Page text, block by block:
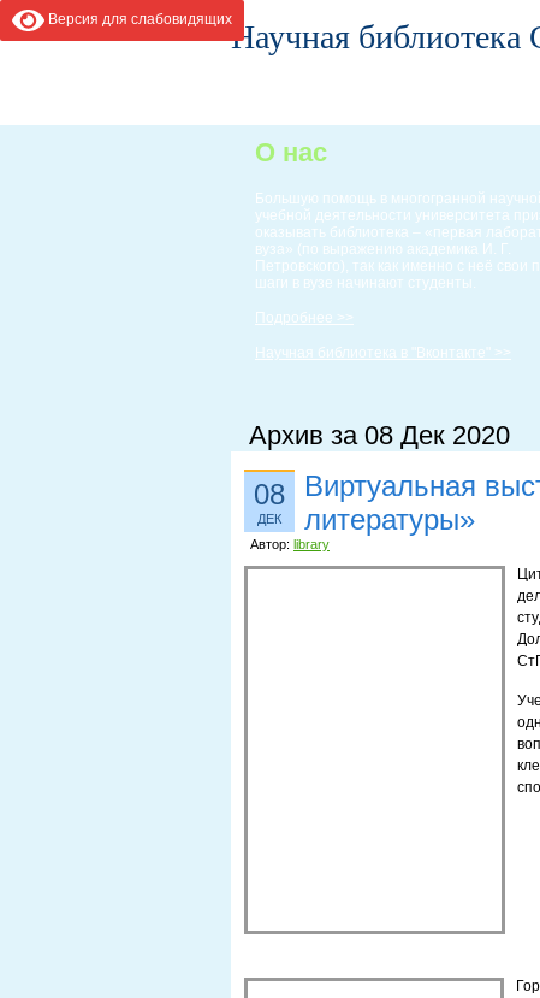
Версия для слабовидящихНаучная
О нас
Большую помощь в многогранной
учебной деятельности университета
оказывать библиотека – «первая
вуза» (по выражению академика И. Г.
Петровского), так как именно с неё свои
шаги в вузе начинают студенты.
Подробнее >>
Научная библиотека в "Вконтакте" >>
Архив за 08 Дек 2020
08
ДЕК
Виртуальная
литературы»
Автор: library